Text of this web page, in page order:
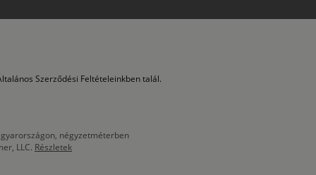
Szerződési Feltételeinkben talál.
négyzetméterben
LLC. Részletek